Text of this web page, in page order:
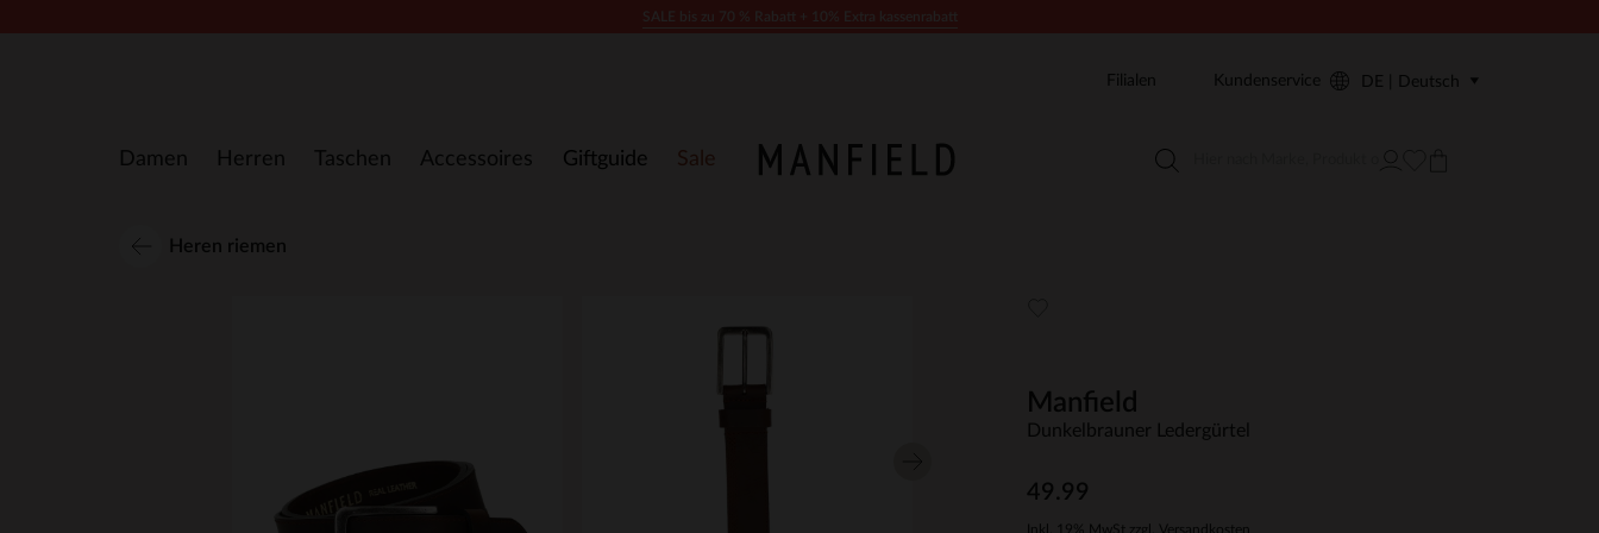
Damen Herren Taschen Accessoires Giftguide Sale
Filialen Kundenservice DE | Deutsch
Heren riemen
Manfield
Dunkelbrauner Ledergürtel
49.99
Inkl. 19% MwSt zzgl. Versandkosten